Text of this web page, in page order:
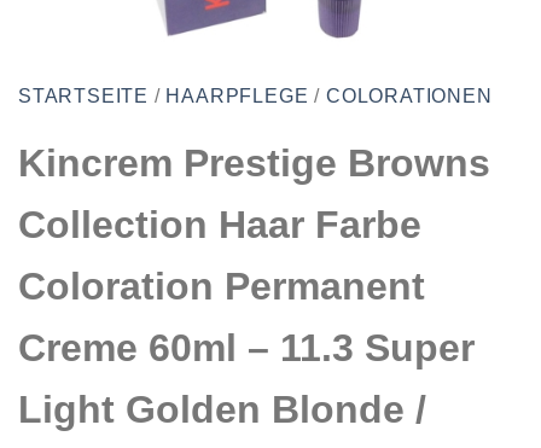
STARTSEITE / HAARPFLEGE / COLORATIONEN
Kincrem Prestige Browns
Collection Haar Farbe
Coloration Permanent
Creme 60ml – 11.3 Super
Light Golden Blonde /